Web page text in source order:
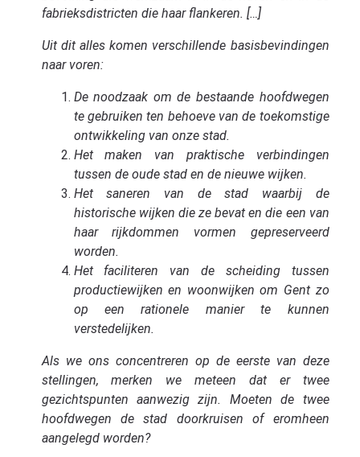
fabrieksdistricten die haar flankeren. […]
Uit dit alles komen verschillende basisbevindingen
naar voren:
De noodzaak om de bestaande hoofdwegen
te gebruiken ten behoeve van de toekomstige
ontwikkeling van onze stad.
Het maken van praktische verbindingen
tussen de oude stad en de nieuwe wijken.
Het saneren van de stad waarbij de
historische wijken die ze bevat en die een van
haar rijkdommen vormen gepreserveerd
worden.
Het faciliteren van de scheiding tussen
productiewijken en woonwijken om Gent zo
op een rationele manier te kunnen
verstedelijken.
Als we ons concentreren op de eerste van deze
stellingen, merken we meteen dat er twee
gezichtspunten aanwezig zijn. Moeten de twee
hoofdwegen de stad doorkruisen of eromheen
aangelegd worden?